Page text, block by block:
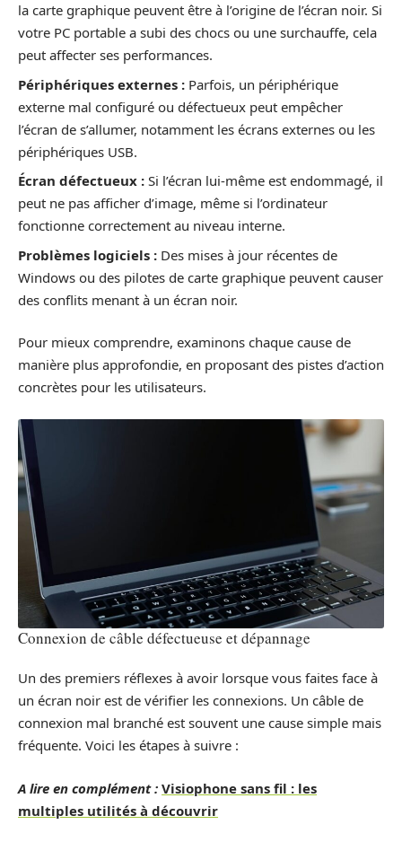
la carte graphique peuvent être à l’origine de l’écran noir. Si
votre PC portable a subi des chocs ou une surchauffe, cela
peut affecter ses performances.
Périphériques externes : Parfois, un périphérique
externe mal configuré ou défectueux peut empêcher
l’écran de s’allumer, notamment les écrans externes ou les
périphériques USB.
Écran défectueux : Si l’écran lui-même est endommagé, il
peut ne pas afficher d’image, même si l’ordinateur
fonctionne correctement au niveau interne.
Problèmes logiciels : Des mises à jour récentes de
Windows ou des pilotes de carte graphique peuvent causer
des conflits menant à un écran noir.
Pour mieux comprendre, examinons chaque cause de
manière plus approfondie, en proposant des pistes d’action
concrètes pour les utilisateurs.
Connexion de câble défectueuse et dépannage
Un des premiers réflexes à avoir lorsque vous faites face à
un écran noir est de vérifier les connexions. Un câble de
connexion mal branché est souvent une cause simple mais
fréquente. Voici les étapes à suivre :
A lire en complément : Visiophone sans fil : les
multiples utilités à découvrir